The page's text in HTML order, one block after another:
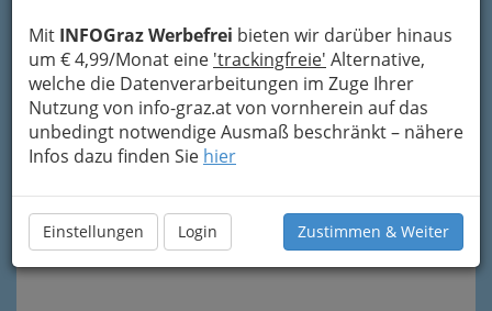
Mit INFOGraz Werbefrei bieten wir darüber hinaus
um € 4,99/Monat eine 'trackingfreie' Alternative,
welche die Datenverarbeitungen im Zuge Ihrer
Nutzung von info-graz.at von vornherein auf das
unbedingt notwendige Ausmaß beschränkt – nähere
Infos dazu finden Sie hier
Einstellungen Login Zustimmen & Weiter
Meine Nachricht senden